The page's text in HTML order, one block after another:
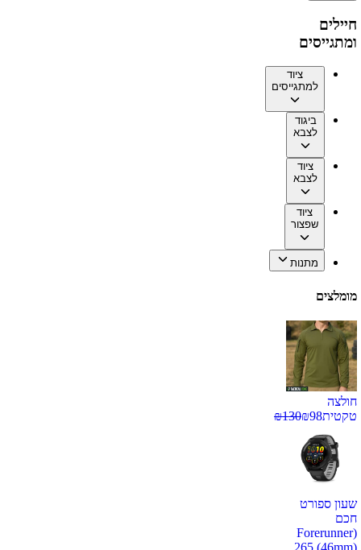
חיילים
ומתגייסים
ציוד
למתגייסים
ביגוד
לצבא
ציוד
לצבא
ציוד
שפצור
מתנות
מומלצים
חולצה
טקטית
₪98
₪130
שעון ספורט
חכם
(Forerunner